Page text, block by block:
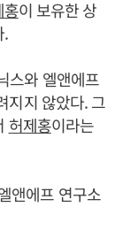
홍이 보유한 상
.
스와 엘앤에프
지지 않았다. 그
허제홍이라는
앤에프 연구소